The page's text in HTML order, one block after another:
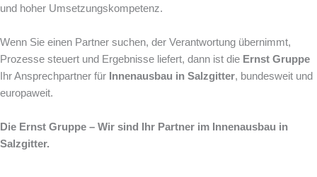
und hoher Umsetzungskompetenz.
Wenn Sie einen Partner suchen, der Verantwortung übernimmt,
Prozesse steuert und Ergebnisse liefert, dann ist die Ernst Gruppe
Ihr Ansprechpartner für Innenausbau in Salzgitter, bundesweit und
europaweit.
Die Ernst Gruppe – Wir sind Ihr Partner im Innenausbau in
Salzgitter.